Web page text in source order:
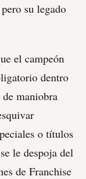
su legado
el campeón
dentro
maniobra
o títulos
le despoja del
de Franchise